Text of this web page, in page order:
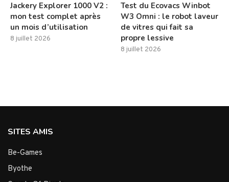
Jackery Explorer 1000 V2 :
mon test complet après
un mois d’utilisation
8 juillet 2026
Test du Ecovacs Winbot
W3 Omni : le robot laveur
de vitres qui fait sa
propre lessive
8 juillet 2026
SITES AMIS
Be-Games
Byothe